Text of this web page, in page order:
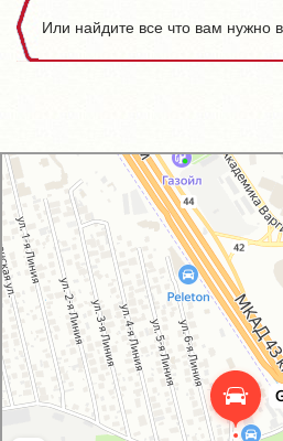
Или найдите все что вам нужно
GM-City&VAG-Repair
Автосервис, автотехцентр в Москве
Магазин автозапчастей и автотоваров в